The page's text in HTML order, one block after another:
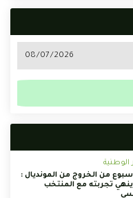
الوطنية
من الخروج من المونديال :
ينهي تجربته مع المنتخب